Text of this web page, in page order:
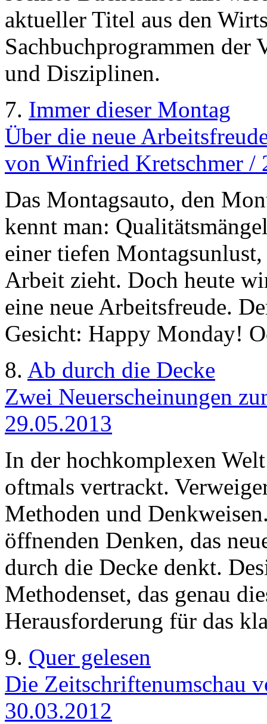
aktueller Titel aus den
Sachbuchprogrammen der
und Disziplinen.
7. Immer dieser Montag
Über die neue
von Winfried Kretschmer /
Das Montagsauto, den
kennt man:
einer tiefen
Arbeit zieht. Doch heute
eine neue Arbeitsfreude.
Gesicht: Happy Monday!
8. Ab durch die Decke
Zwei Neuerscheinungen
29.05.2013
In der hochkomplexen
oftmals vertrackt.
Methoden und
öffnenden Denken, das
durch die Decke denkt.
Methodenset, das genau
Herausforderung für das
9. Quer gelesen
Die Zeitschriftenumschau
30.03.2012